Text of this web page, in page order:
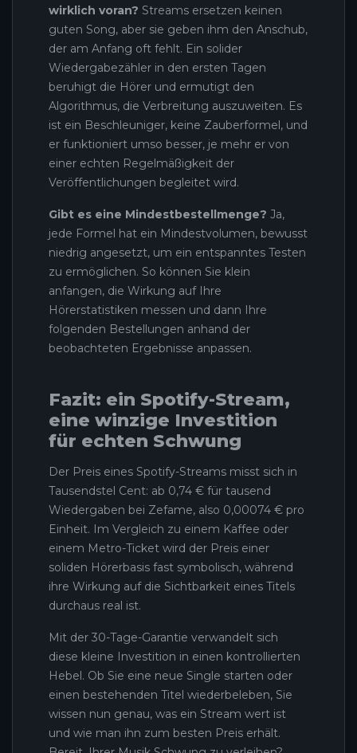
wirklich voran? Streams ersetzen keinen
guten Song, aber sie geben ihm den Anschub,
der am Anfang oft fehlt. Ein solider
Wiedergabezähler in den ersten Tagen
beruhigt die Hörer und ermutigt den
Algorithmus, die Verbreitung auszuweiten. Es
ist ein Beschleuniger, keine Zauberformel, und
er funktioniert umso besser, je mehr er von
einer echten Regelmäßigkeit der
Veröffentlichungen begleitet wird.
Gibt es eine Mindestbestellmenge? Ja,
jede Formel hat ein Mindestvolumen, bewusst
niedrig angesetzt, um ein entspanntes Testen
zu ermöglichen. So können Sie klein
anfangen, die Wirkung auf Ihre
Hörerstatistiken messen und dann Ihre
folgenden Bestellungen anhand der
beobachteten Ergebnisse anpassen.
Fazit: ein Spotify-Stream,
eine winzige Investition
für echten Schwung
Der Preis eines Spotify-Streams misst sich in
Tausendstel Cent: ab 0,74 € für tausend
Wiedergaben bei Zefame, also 0,00074 € pro
Einheit. Im Vergleich zu einem Kaffee oder
einem Metro-Ticket wird der Preis einer
soliden Hörerbasis fast symbolisch, während
ihre Wirkung auf die Sichtbarkeit eines Titels
durchaus real ist.
Mit der 30-Tage-Garantie verwandelt sich
diese kleine Investition in einen kontrollierten
Hebel. Ob Sie eine neue Single starten oder
einen bestehenden Titel wiederbeleben, Sie
wissen nun genau, was ein Stream wert ist
und wie man ihn zum besten Preis erhält.